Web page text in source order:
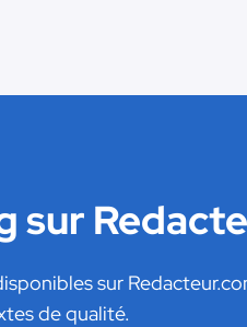
sur
sur
de qualité.